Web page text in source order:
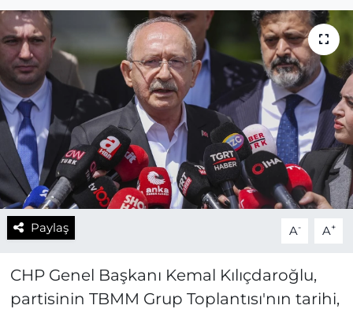
Paylaş A- A+
CHP Genel Başkanı Kemal Kılıçdaroğlu,
partisinin TBMM Grup Toplantısı'nın tarihi,